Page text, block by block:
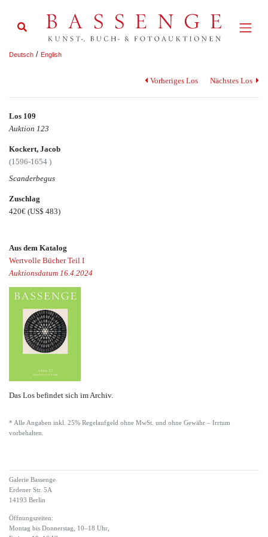
Deutsch / English
Vorheriges Los Nächstes Los
Los 109
Auktion 123
Kockert, Jacob
(1596-1654 )
Scanderbegus
Zuschlag
420€ (US$ 483)
Aus dem Katalog
Wertvolle Bücher Teil I
Auktionsdatum 16.4.2024
Das Los befindet sich im Archiv.
* Alle Angaben inkl. 25% Regelaufgeld ohne MwSt. und ohne Gewähr – Irrtum
vorbehalten.
Galerie Bassenge
Erdener Str. 5A
14193 Berlin
Öffnungszeiten:
Montag bis Donnerstag, 10–18 Uhr,